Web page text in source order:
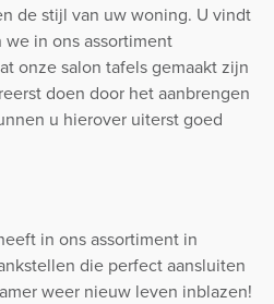
de stijl van uw woning. U vindt
in ons assortiment
onze salon tafels gemaakt zijn
doen door het aanbrengen
u hierover uiterst goed
in ons assortiment in
die perfect aansluiten
weer nieuw leven inblazen!